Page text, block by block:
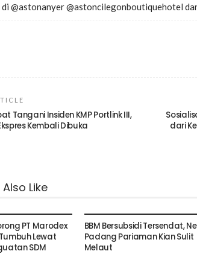
@astonanyer @astoncilegonboutiquehotel
Tangani Insiden KMP Portlink III,
Kembali Dibuka
dari
Like
PT Marodex
Lewat
SDM
BBM Bersubsidi Tersendat,
Padang Pariaman Kian Sulit
Melaut